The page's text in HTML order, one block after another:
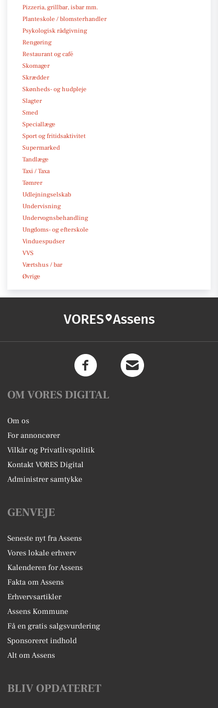
Pizzeria, grillbar, isbar mm.
Planteskole / blomsterhandler
Psykologisk rådgivning
Rengøring
Restaurant og café
Skomager
Skrædder
Skønheds- og hudpleje
Slagter
Smed
Speciallæge
Sport og fritidsaktivitet
Supermarked
Tandlæge
Taxi / Taxa
Tømrer
Udlejningselskab
Undervisning
Undervognsbehandling
Ungdoms- og efterskole
Vinduespudser
VVS
Værtshus / bar
Øvrige
VORES Assens
OM VORES DIGITAL
Om os
For annoncører
Vilkår og Privatlivspolitik
Kontakt VORES Digital
Administrer samtykke
GENVEJE
Seneste nyt fra Assens
Vores lokale erhverv
Kalenderen for Assens
Fakta om Assens
Erhvervsartikler
Assens Kommune
Få en gratis salgsvurdering
Sponsoreret indhold
Alt om Assens
BLIV OPDATERET